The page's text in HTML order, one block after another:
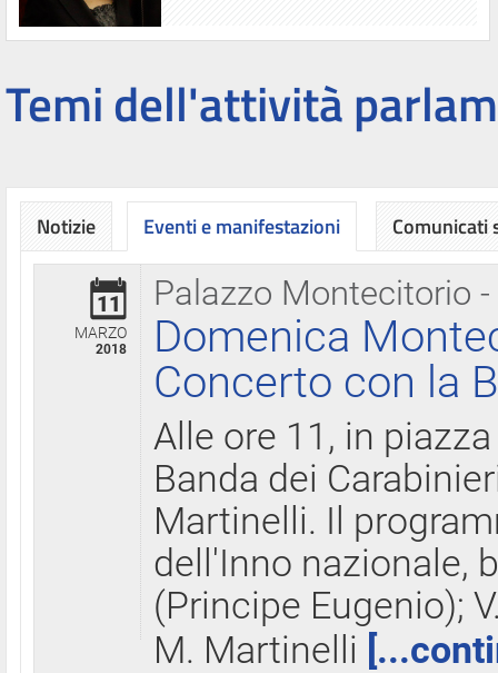
Temi dell'attività
Notizie Eventi e manifestazioni
Palazzo Montecitorio
11
MARZO
2018
Domenica
Concerto con la
Alle ore 11, in
Banda dei
Martinelli. Il
dell'Inno nazionale,
(Principe Eugenio);
M. Martinelli
Comunicati